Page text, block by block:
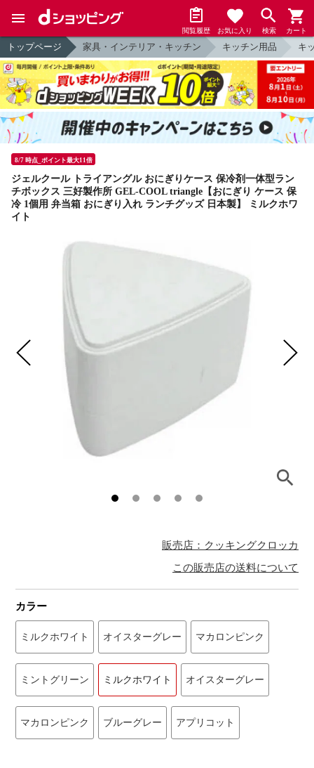
閲覧履歴 お気に入り 検索 カート
トップページ 家具・インテリア・キッチン キッチン用品 キ
8/7 時点_ポイント最大11倍
ジェルクール トライアングル おにぎりケース 保冷剤一体型ラン
チボックス 三好製作所 GEL-COOL triangle【おにぎり ケース 保
冷 1個用 弁当箱 おにぎり入れ ランチグッズ 日本製】 ミルクホワ
イト
販売店：クッキングクロッカ
この販売店の送料について
カラー
ミルクホワイト オイスターグレー マカロンピンク
ミントグリーン ミルクホワイト オイスターグレー
マカロンピンク ブルーグレー アプリコット